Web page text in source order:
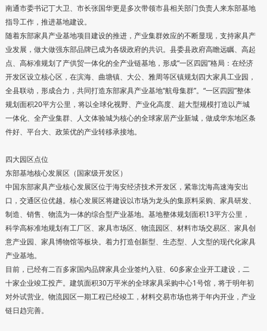
南通市委书记丁大卫、市长张国华更是多次带领市县相关部门负责人来东部基地
指导工作，推进基地建设。
随着东部家具产业基地项目建设的推进，产业集群效应的不断显现，支持家具产
业发展，做大做强东部品牌已成为各级政府的共识。县委县政府高瞻远瞩、高起
点、高标准规划了产供贸一体化的全产业链基地，形成“一区四园”格局：在经济
开发区设立核心区，在滨海、曲塘镇、大公、雅周等区镇规划四大家具工业园，
全县联动，形成合力，共同打造东部家具产业基地“航母集群”。“一区四园”整体
规划面积20平方公里，将以全球化视野、产业化高度、超大型规模打造以产城
一体化、全产业集群、人文体验城为核心的全球家居产业新城，做成华东地区条
件好、平台大、政策优的产业转移承接地。
四大园区点位
东部基地核心发展区（国家级开发区）
中国东部家具产业核心发展区位于海安经济技术开发区，紧靠沈海高速海安出
口，交通区位优越。核心发展区将建设以市场为龙头的集原料采购、家具研发、
制造、销售、物流为一体的综合型产业基地。基地整体规划面积13平方公里，
科学高标准地规划有工厂区、家具市场区、物流园区、材料市场交易区、家具创
意产业园、家具博物馆等板块。着力打造创新型、生态型、人文型的现代化家具
产业基地。
目前，已经有二百多家国内品牌家具企业签约入驻、60多家企业开工建设，二
十家企业竣工投产。建筑面积30万平米的全球家具采购中心1号馆，将于明年初
对外试营业。物流园区一期工程已经竣工，材料交易市场也将于年内开业，产业
链日趋完善。